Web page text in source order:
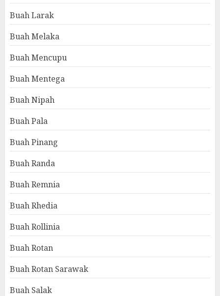
Buah Larak
Buah Melaka
Buah Mencupu
Buah Mentega
Buah Nipah
Buah Pala
Buah Pinang
Buah Randa
Buah Remnia
Buah Rhedia
Buah Rollinia
Buah Rotan
Buah Rotan Sarawak
Buah Salak